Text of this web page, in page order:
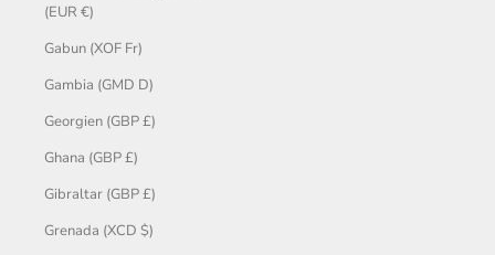
(EUR €)
Gabun (XOF Fr)
Gambia (GMD D)
Georgien (GBP £)
Ghana (GBP £)
Gibraltar (GBP £)
Grenada (XCD $)